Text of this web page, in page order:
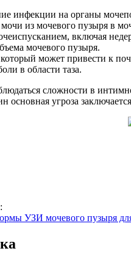
инфекции на органы
из мочевого пузыря в
включая
мочевого пузыря.
может привести к
в области таза.
сложности в
угроза
УЗИ мочевого пузыря